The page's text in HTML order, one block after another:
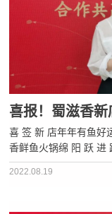
喜 签 新 店年年有鱼
香鲜鱼火锅绵 阳 跃 进
西部硅谷”美誉的地方
2022.08.19